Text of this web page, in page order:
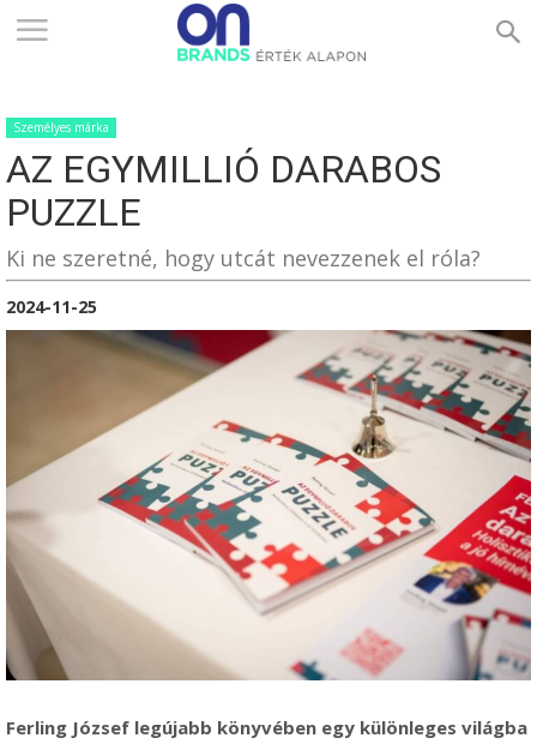
ONBRANDS
–
ALAPON
Személyes márka
AZ EGYMILLIÓ DARABOS
PUZZLE
Ki ne szeretné, hogy utcát nevezzenek el róla?
2024-11-25
Ferling József legújabb könyvében egy különleges világba